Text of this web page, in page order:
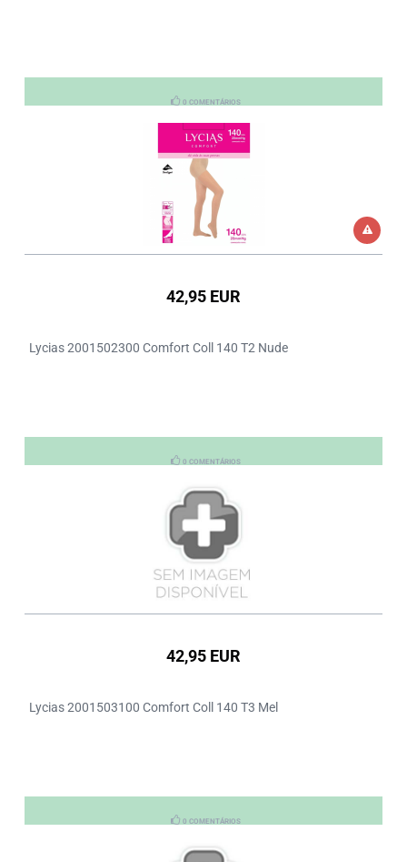
0 COMENTÁRIOS
42,95 EUR
Lycias 2001502300 Comfort Coll 140 T2 Nude
0 COMENTÁRIOS
42,95 EUR
Lycias 2001503100 Comfort Coll 140 T3 Mel
0 COMENTÁRIOS